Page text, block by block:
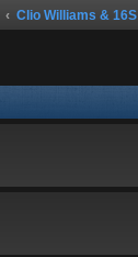
Clio Williams & 16S